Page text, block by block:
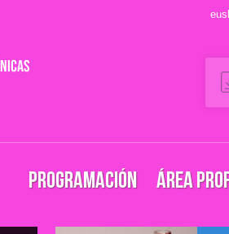
PROGRAMACIÓN ÁREA